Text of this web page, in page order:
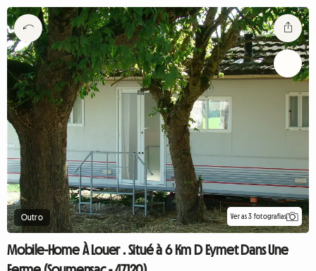
Outro Ver as 3 fotografias
Mobile-Home À Louer . Situé à 6 Km D Eymet Dans Une